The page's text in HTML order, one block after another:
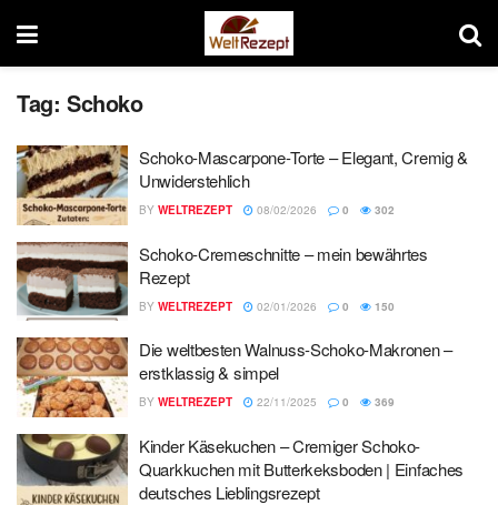
Tag: Schoko
Schoko-Mascarpone-Torte – Elegant, Cremig &
Unwiderstehlich
BY WELTREZEPT 08/02/2026 0 302
Schoko-Cremeschnitte – mein bewährtes
Rezept
BY WELTREZEPT 02/01/2026 0 150
Die weltbesten Walnuss-Schoko-Makronen –
erstklassig & simpel
BY WELTREZEPT 22/11/2025 0 369
Kinder Käsekuchen – Cremiger Schoko-
Quarkkuchen mit Butterkeksboden | Einfaches
deutsches Lieblingsrezept